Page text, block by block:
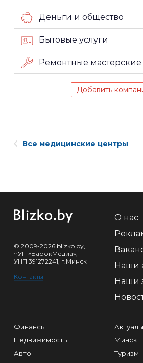
Деньги и общество
Бытовые услуги
Ремонтные мастерские
Добавить
Все медицинские центры
© 2009-2026 blizko.by,
ЧУП «БарокМедиа»,
УНП 391272241, г.Минск
Контакты
О нас
Наши
Наши
Финансы
Недвижимость
Авто
Минск
Туризм